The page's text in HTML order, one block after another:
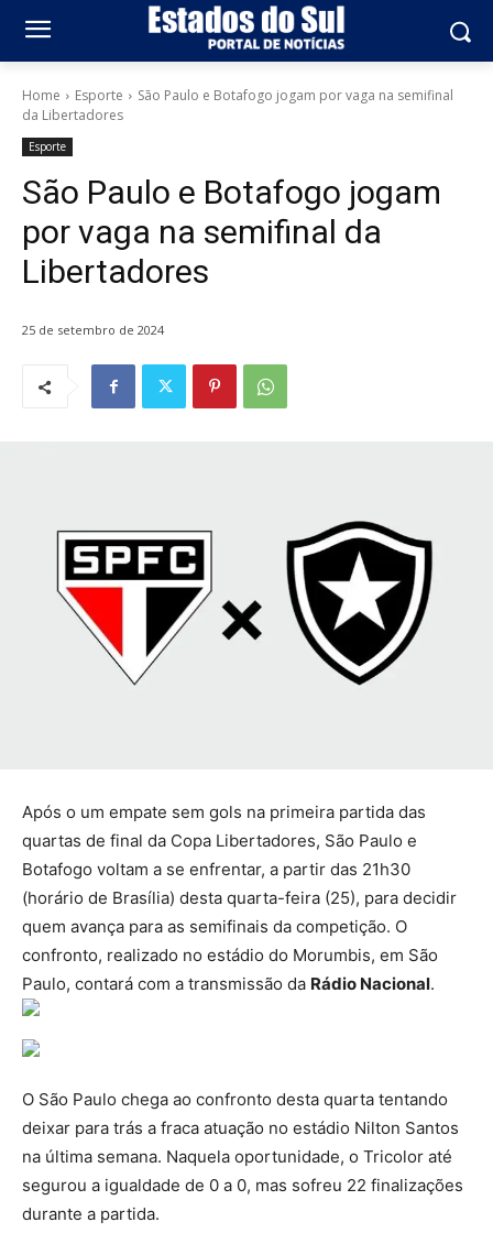
Home Esporte
São Paulo e Botafogo jogam por vaga na semifinal
da Libertadores
Esporte
São Paulo e Botafogo jogam
por vaga na semifinal da
Libertadores
25 de setembro de 2024
Após o um empate sem gols na primeira partida das
quartas de final da Copa Libertadores, São Paulo e
Botafogo voltam a se enfrentar, a partir das 21h30
(horário de Brasília) desta quarta-feira (25), para decidir
quem avança para as semifinais da competição. O
confronto, realizado no estádio do Morumbis, em São
Paulo, contará com a transmissão da Rádio Nacional.
O São Paulo chega ao confronto desta quarta tentando
deixar para trás a fraca atuação no estádio Nilton Santos
na última semana. Naquela oportunidade, o Tricolor até
segurou a igualdade de 0 a 0, mas sofreu 22 finalizações
durante a partida.